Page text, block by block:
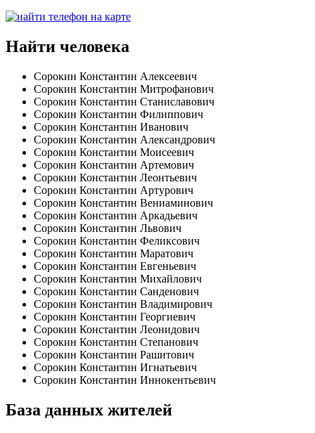
Найти человека
Сорокин Константин Алексеевич
Сорокин Константин Митрофанович
Сорокин Константин Станиславович
Сорокин Константин Филиппович
Сорокин Константин Иванович
Сорокин Константин Александрович
Сорокин Константин Моисеевич
Сорокин Константин Артемович
Сорокин Константин Леонтьевич
Сорокин Константин Артурович
Сорокин Константин Вениаминович
Сорокин Константин Аркадьевич
Сорокин Константин Львович
Сорокин Константин Феликсович
Сорокин Константин Маратович
Сорокин Константин Евгеньевич
Сорокин Константин Михайлович
Сорокин Константин Санденович
Сорокин Константин Владимирович
Сорокин Константин Георгиевич
Сорокин Константин Леонидович
Сорокин Константин Степанович
Сорокин Константин Рашитович
Сорокин Константин Игнатьевич
Сорокин Константин Иннокентьевич
База данных жителей